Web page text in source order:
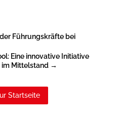
Führungskräfte bei
Eine innovative Initiative
Mittelstand→
Startseite